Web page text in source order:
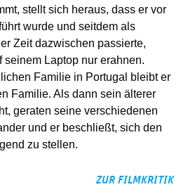
stellt sich heraus, dass er vor
wurde und seitdem als
Zeit dazwischen passierte,
seinem Laptop nur erahnen.
Familie in Portugal bleibt er
Familie. Als dann sein älterer
geraten seine verschiedenen
und er beschließt, sich den
zu stellen.
ZUR FILMKRITIK